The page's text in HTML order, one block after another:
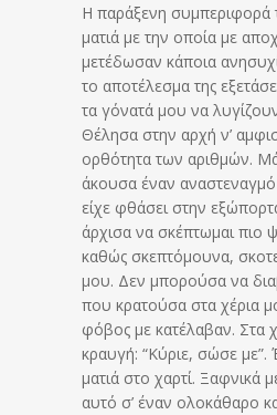
Η παράξενη συμπεριφορά
ματιά με την οποία με
μετέδωσαν κάποια
το αποτέλεσμα της
τα γόνατά μου να
Θέλησα στην αρχή ν’
ορθότητα των αριθμών. Μά
άκουσα έναν
είχε φθάσει στην
άρχισα να σκέπτωμαι πιο
καθώς σκεπτόμουνα,
μου. Δεν μπορούσα να
που κρατούσα στα χέρια
φόβος με κατέλαβαν. Στα
κραυγή: “Κύριε, σώσε με”.
ματιά στο χαρτί. Ξαφνικά
αυτό σ’ έναν ολοκάθαρο